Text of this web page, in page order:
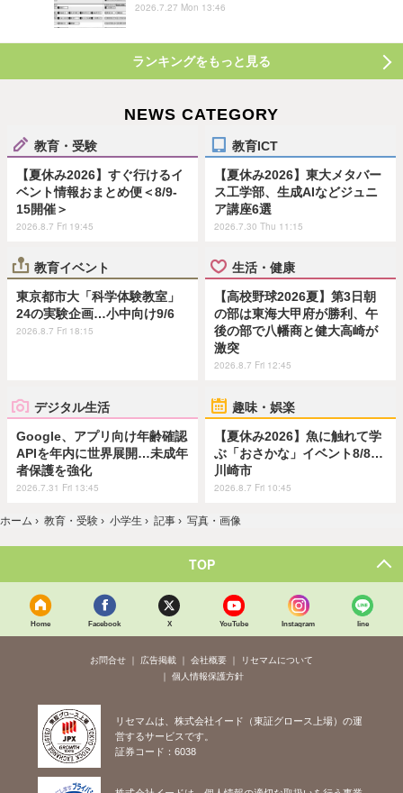
2026.7.27 Mon 13:46
ランキングをもっと見る
NEWS CATEGORY
教育・受験
【夏休み2026】すぐ行けるイ
ベント情報おまとめ便＜8/9-
15開催＞
2026.8.7 Fri 19:45
教育ICT
【夏休み2026】東大メタバー
ス工学部、生成AIなどジュニ
ア講座6選
2026.7.30 Thu 11:15
教育イベント
東京都市大「科学体験教室」
24の実験企画…小中向け9/6
2026.8.7 Fri 18:15
生活・健康
【高校野球2026夏】第3日朝
の部は東海大甲府が勝利、午
後の部で八幡商と健大高崎が
激突
2026.8.7 Fri 12:45
デジタル生活
Google、アプリ向け年齢確認
APIを年内に世界展開…未成年
者保護を強化
2026.7.31 Fri 13:45
趣味・娯楽
【夏休み2026】魚に触れて学
ぶ「おさかな」イベント8/8…
川崎市
2026.8.7 Fri 10:45
ホーム › 教育・受験 › 小学生 › 記事 › 写真・画像
TOP
Home Facebook X YouTube Instagram line
お問合せ 広告掲載 会社概要
リセマムについて
個人情報保護方針
リセマムは、株式会社イード（東証グロース上場）の運
営するサービスです。
証券コード：6038